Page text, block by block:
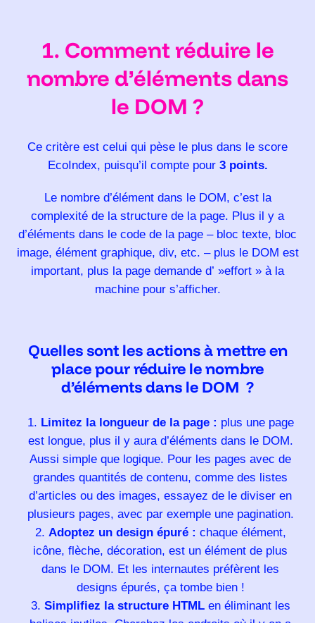
1. Comment réduire le
nombre d’éléments dans
le DOM ?
Ce critère est celui qui pèse le plus dans le score
EcoIndex, puisqu’il compte pour 3 points.
Le nombre d’élément dans le DOM, c’est la
complexité de la structure de la page. Plus il y a
d’éléments dans le code de la page – bloc texte, bloc
image, élément graphique, div, etc. – plus le DOM est
important, plus la page demande d’ »effort » à la
machine pour s’afficher.
Quelles sont les actions à mettre en
place pour réduire le nombre
d’éléments dans le DOM ?
Limitez la longueur de la page : plus une page
est longue, plus il y aura d’éléments dans le DOM.
Aussi simple que logique. Pour les pages avec de
grandes quantités de contenu, comme des listes
d’articles ou des images, essayez de le diviser en
plusieurs pages, avec par exemple une pagination.
Adoptez un design épuré : chaque élément,
icône, flèche, décoration, est un élément de plus
dans le DOM. Et les internautes préfèrent les
designs épurés, ça tombe bien !
Simplifiez la structure HTMLen éliminant les